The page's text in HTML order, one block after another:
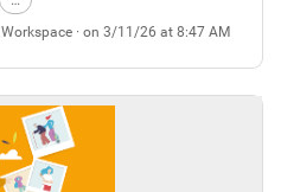
· on 3/11/26 at 8:47 AM